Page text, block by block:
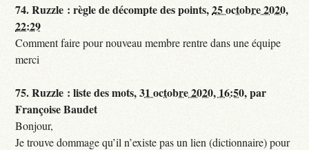
74.Ruzzle : règle de décompte des points,25 octobre 2020,
22:29
Comment faire pour nouveau membre rentre dans une équipe
merci
75.Ruzzle : liste des mots,31 octobre 2020, 16:50,par
Françoise Baudet
Bonjour,
Je trouve dommage qu’il n’existe pas un lien (dictionnaire) pour